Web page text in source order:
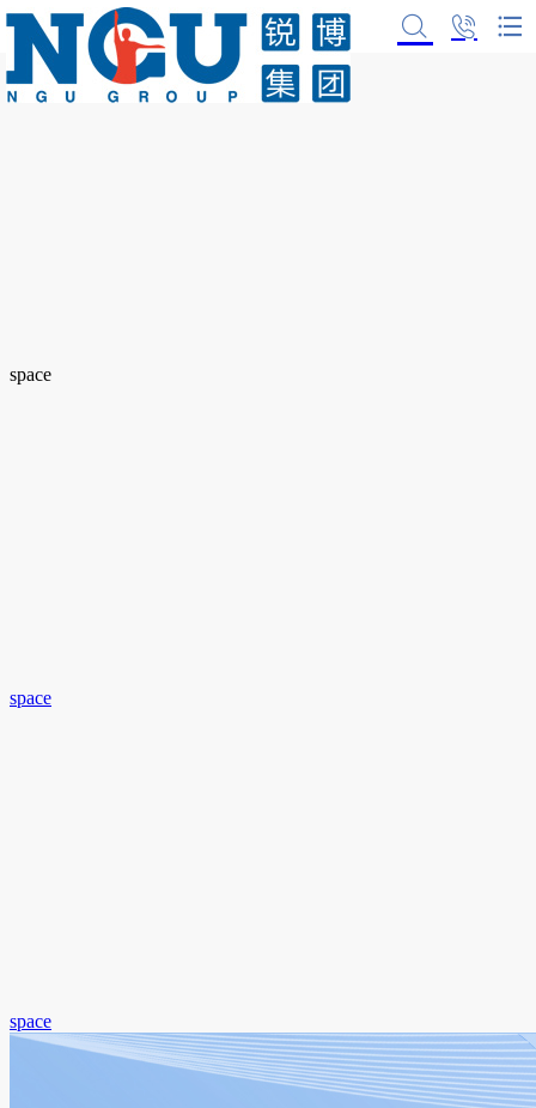
space
space
space